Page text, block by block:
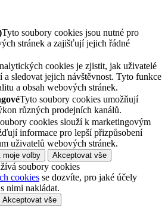
Tyto soubory cookies jsou nutné pro
stránek a zajišťují jejich řádné
cookies je zjistit, jak uživatelé
sledovat jejich návštěvnost. Tyto funkce
a obsah webových stránek.
Tyto soubory cookies umožňují
různých prodejních kanálů.
cookies slouží k marketingovým
informace pro lepší přizpůsobení
uživatelů webových stránek.
moje volby Akceptovat vše
soubory cookies
cookies se dozvíte, pro jaké účely
nimi nakládat.
Akceptovat vše